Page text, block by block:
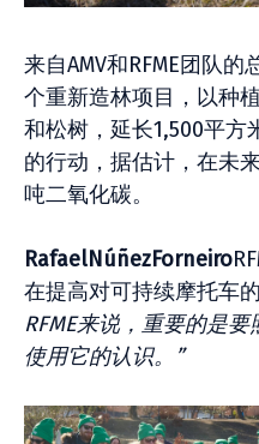
来自AMV和RFME团队
个重新造林项目，以种
和松树，延长1,500平方
的行动，据估计，在未
吨二氧化碳。
RafaelNúñezForneiro
在提高对可持续摩托车
RFME来说，重要的是
使用它的认识。”